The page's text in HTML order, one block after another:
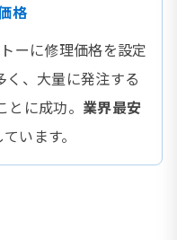
格
ーに修理価格を設定
く、大量に発注する
に成功。 業界最安
います。